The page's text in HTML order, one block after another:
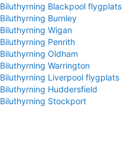
Biluthyrning Blackpool flygplats
Biluthyrning Burnley
Biluthyrning Wigan
Biluthyrning Penrith
Biluthyrning Oldham
Biluthyrning Warrington
Biluthyrning Liverpool flygplats
Biluthyrning Huddersfield
Biluthyrning Stockport